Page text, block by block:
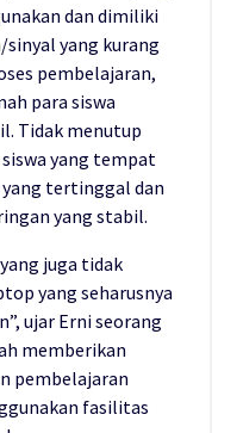
dan dimiliki
yang kurang
pembelajaran,
para siswa
Tidak menutup
yang tempat
tertinggal dan
yang stabil.
juga tidak
yang seharusnya
ujar Erni seorang
memberikan
pembelajaran
fasilitas